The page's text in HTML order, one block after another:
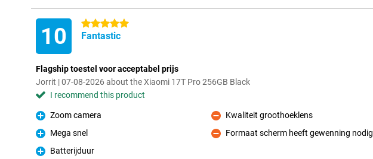
10 5 stars
Fantastic
Flagship toestel voor acceptabel prijs
Jorrit | 07-08-2026 about the Xiaomi 17T Pro 256GB Black
I recommend this product
Pro
Zoom camera
Pro
Mega snel
Batterijduur
Con
Kwaliteit groothoeklens
Con
Formaat scherm heeft gewenning nodig